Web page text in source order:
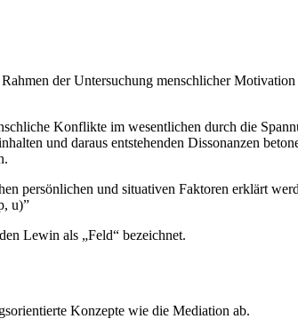
der Untersuchung menschlicher
Konflikte im wesentlichen durch die
und daraus entstehenden Dissonanzen
persönlichen und situativen Faktoren erklärt
u)”
Lewin als „Feld“ bezeichnet.
Konzepte wie die Mediation ab.